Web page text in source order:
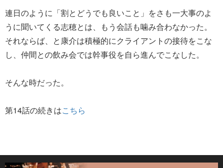
連日のように「割とどうでも良いこと」をさも一大事のよ
うに聞いてくる志穂とは、もう会話も噛み合わなかった。
それならば、と康介は積極的にクライアントの接待をこな
し、仲間との飲み会では幹事役を自ら進んでこなした。
そんな時だった。
第14話の続きはこちら